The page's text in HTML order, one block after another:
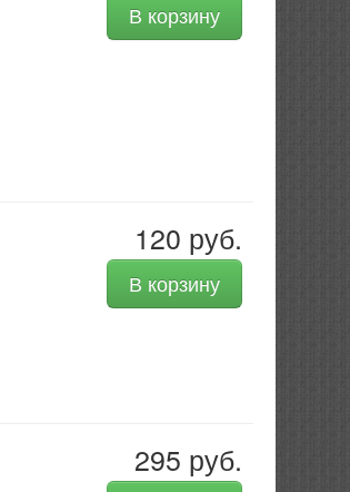
В корзину
120 руб.
В корзину
295 руб.